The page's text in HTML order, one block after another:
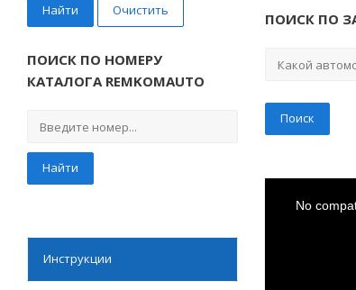
Найти Очистить
ПОИСК ПО НОМЕРУ
КАТАЛОГА REMKOMAUTO
Найти
Инструкции
ПОИСК ПО
No